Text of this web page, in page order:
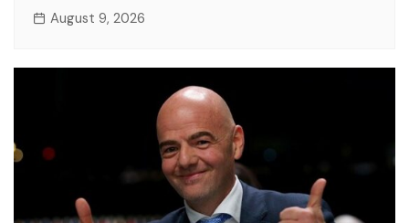
August 9, 2026